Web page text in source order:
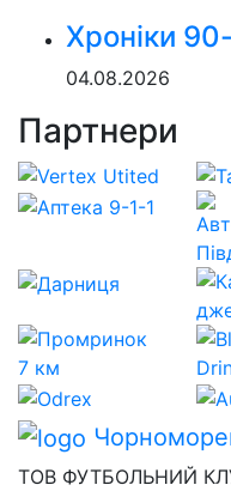
Хроніки
04.08.2026
Партнери
ТОВ ФУТБОЛЬНИЙ